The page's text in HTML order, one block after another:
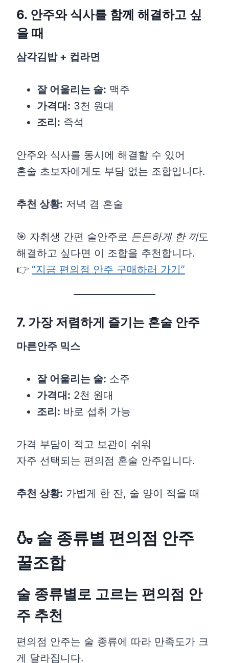
6. 안주와 식사를 함께 해결하고 싶
을 때
삼각김밥 + 컵라면
잘 어울리는 술: 맥주
가격대: 3천 원대
조리: 즉석
안주와 식사를 동시에 해결할 수 있어
혼술 초보자에게도 부담 없는 조합입니다.
추천 상황: 저녁 겸 혼술
🎯 자취생 간편 술안주로 든든하게 한 끼도
해결하고 싶다면 이 조합을 추천합니다.
👉 “지금 편의점 안주 구매하러 가기”
7. 가장 저렴하게 즐기는 혼술 안주
마른안주 믹스
잘 어울리는 술: 소주
가격대: 2천 원대
조리: 바로 섭취 가능
가격 부담이 적고 보관이 쉬워
자주 선택되는 편의점 혼술 안주입니다.
추천 상황: 가볍게 한 잔, 술 양이 적을 때
🍶 술 종류별 편의점 안주
꿀조합
술 종류별로 고르는 편의점 안
주 추천
편의점 안주는 술 종류에 따라 만족도가 크
게 달라집니다.